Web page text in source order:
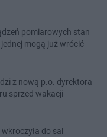
pomiarowych stan
mogą już wrócić
z nową p.o. dyrektora
sprzed wakacji
do sal